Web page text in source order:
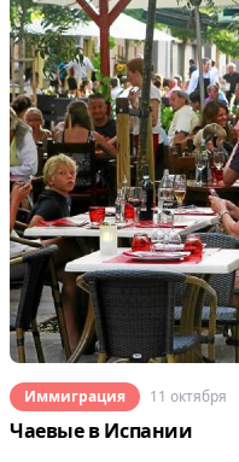
Иммиграция 11 октября
Чаевые в Испании